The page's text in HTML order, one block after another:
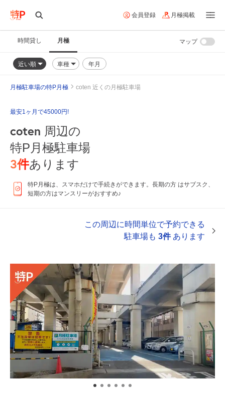
会員登録 月極掲載
時間貸し 月極
近い順 車種 年月
マップ
月極駐車場の特P月極 coten 近くの月極駐車場
最安1ヶ月で45000円!
coten 周辺の
特P月極駐車場
3件あります
特P月極は、スマホだけで手続きができます。長期の方 はサブスク、
短期の方はマンスリーがおすすめ♪
この周辺に時間単位で予約できる
駐車場も 3件あります